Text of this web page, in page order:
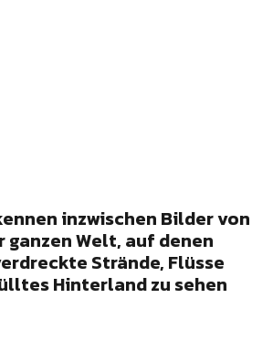
inzwischen Bilder von
ganzen Welt, auf denen
Strände, Flüsse
Hinterland zu sehen